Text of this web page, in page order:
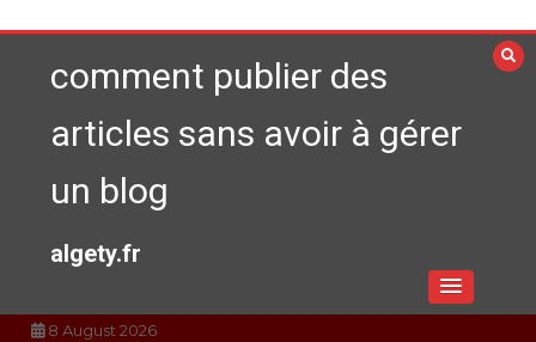
au
contenucomment publier des
articles sans avoir à gérer
un blog
algety.fr
8 August 2026